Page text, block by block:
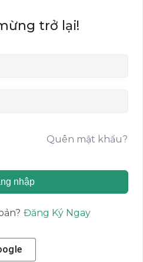
trở lại!
Quên mật khẩu?
nhập
Đăng Ký Ngay